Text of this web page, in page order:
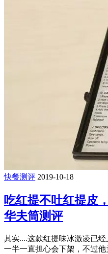
快餐测评 2019-10-18
吃红提不吐红提皮
华夫筒测评
其实....这款红提味冰激凌已
一半一直担心会下架，不过